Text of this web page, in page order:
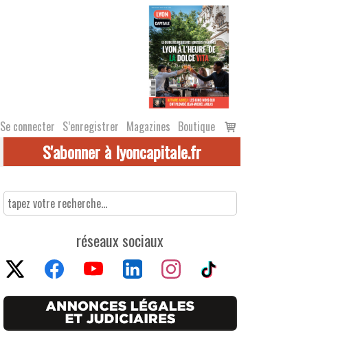
Se connecter S’enregistrer Magazines Boutique
Voir
le
S'abonner à lyoncapitale.fr
réseaux sociaux